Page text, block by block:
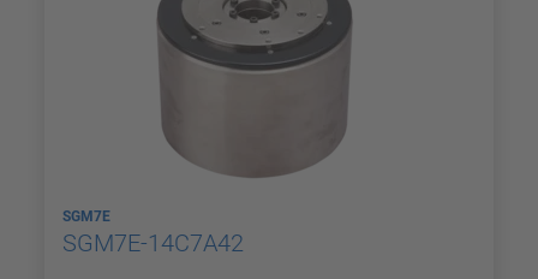
SGM7E
SGM7E-14C7A42